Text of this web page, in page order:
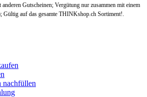
Gutscheinen; Vergütung nur zusammen mit einem
Gültig auf das gesamte THINKshop.ch Sortiment!.
nachfüllen